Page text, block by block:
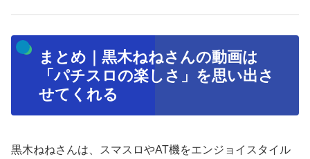
まとめ｜黒木ねねさんの動画は
「パチスロの楽しさ」を思い出さ
せてくれる
黒木ねねさんは、スマスロやAT機をエンジョイスタイル